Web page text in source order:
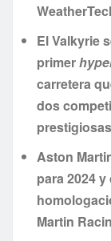
El Valkyrie
primer
carretera
dos
prestigiosas
Aston
para 2024
Martin